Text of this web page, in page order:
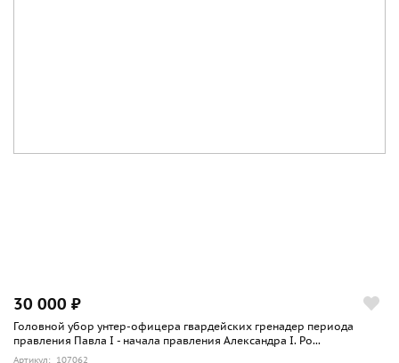
30 000 ₽
Головной убор унтер-офицера гвардейских гренадер периода
правления Павла I - начала правления Александра I. Ро...
Артикул: 107062